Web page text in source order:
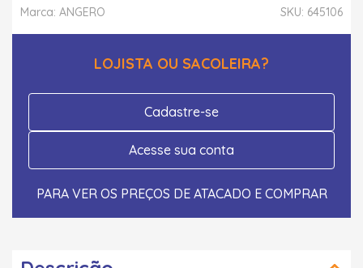
SKU: 645106
Marca: ANGERO
LOJISTA OU SACOLEIRA?
Cadastre-se
Acesse sua conta
PARA VER OS PREÇOS DE ATACADO E COMPRAR